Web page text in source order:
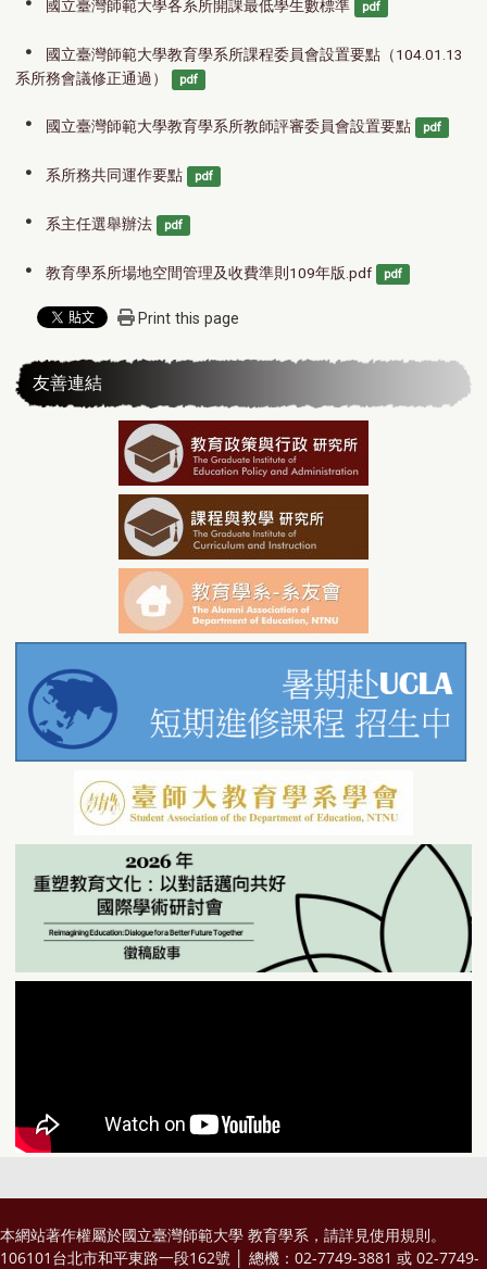
國立臺灣師範大學各系所開課最低學生數標準 pdf
國立臺灣師範大學教育學系所課程委員會設置要點（104.01.13
系所務會議修正通過）
pdf
國立臺灣師範大學教育學系所教師評審委員會設置要點 pdf
系所務共同運作要點 pdf
系主任選舉辦法 pdf
教育學系所場地空間管理及收費準則109年版.pdf pdf
Print this page
友善連結
本網站著作權屬於國立臺灣師範大學 教育學系，請詳見使用規則。
106101台北市和平東路一段162號 │ 總機：02-7749-3881 或 02-7749-